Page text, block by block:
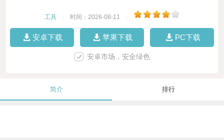
工具 时间：2026-08-11
安卓下载 苹果下载 PC下载
安卓市场，安全绿色
简介 排行